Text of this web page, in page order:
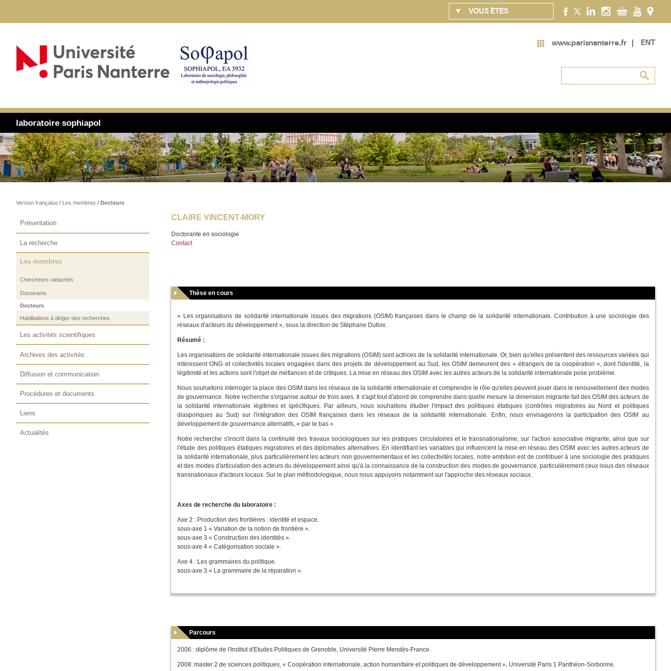
VOUS ÊTES
www.parisnanterre.fr ENT
laboratoire sophiapol
Version française/ Les membres/ Docteurs
CLAIRE VINCENT-MORY
Doctorante en sociologie
Contact
Thèse en cours
« Les organisations de solidarité internationale issues des migrations (OSIM) françaises dans le champ de la solidarité internationale. Contribution à une sociologie des
réseaux d'acteurs du développement », sous la direction de Stéphane Dufoix.
Résumé :
Les organisations de solidarité internationale issues des migrations (OSIM) sont actrices de la solidarité internationale. Or, bien qu'elles présentent des ressources variées qui
intéressent ONG et collectivités locales engagées dans des projets de développement au Sud, les OSIM demeurent des « étrangers de la coopération », dont l'identité, la
légitimité et les actions sont l'objet de méfiances et de critiques. La mise en réseau des OSIM avec les autres acteurs de la solidarité internationale pose problème.
Nous souhaitons interroger la place des OSIM dans les réseaux de la solidarité internationale et comprendre le rôle qu'elles peuvent jouer dans le renouvellement des modes
de gouvernance. Notre recherche s'organise autour de trois axes. Il s'agit tout d'abord de comprendre dans quelle mesure la dimension migrante fait des OSIM des acteurs de
la solidarité internationale légitimes et spécifiques. Par ailleurs, nous souhaitons étudier l'impact des politiques étatiques (contrôles migratoires au Nord et politiques
diasporiques au Sud) sur l'intégration des OSIM françaises dans les réseaux de la solidarité internationale. Enfin, nous envisagerons la participation des OSIM au
développement de gouvernance alternatifs, « par le bas ».
Notre recherche s'inscrit dans la continuité des travaux sociologiques sur les pratiques circulatoires et le transnationalisme, sur l'action associative migrante, ainsi que sur
l'étude des politiques étatiques migratoires et des diplomaties alternatives. En identifiant les variables qui influencent la mise en réseau des OSIM avec les autres acteurs de
la solidarité internationale, plus particulièrement les acteurs non gouvernementaux et les collectivités locales, notre ambition est de contribuer à une sociologie des pratiques
et des modes d'articulation des acteurs du développement ainsi qu'à la connaissance de la construction des modes de gouvernance, particulièrement ceux issus des réseaux
transnationaux d'acteurs locaux. Sur le plan méthodologique, nous nous appuyons notamment sur l'approche des réseaux sociaux.
Axes de recherche du laboratoire :
Axe 2 : Production des frontières : identité et espace.
sous-axe 1 « Variation de la notion de frontière ».
sous-axe 3 « Construction des identités ».
sous-axe 4 « Catégorisation sociale ».
Axe 4 : Les grammaires du politique.
sous-axe 3 « La grammaire de la réparation ».
Parcours
2006 : diplôme de l'Institut d'Etudes Politiques de Grenoble, Université Pierre Mendès-France.
2008: master 2 de sciences politiques, « Coopération internationale, action humanitaire et politiques de développement », Université Paris 1 Panthéon-Sorbonne.
Présentation
La recherche
Les membres
Chercheurs rattachés
Doctorants
Docteurs
Habilitations à diriger des recherches
Les activités scientifiques
Archives des activités
Diffusion et communication
Procédures et documents
Liens
Actualités